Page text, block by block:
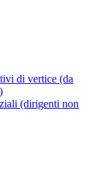
di vertice (da
(dirigenti non